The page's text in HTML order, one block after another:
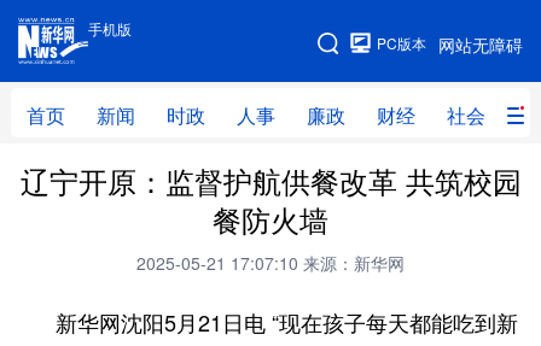
手机版
网站无障碍
PC版本
首页 新闻 时政 人事 廉政 财经 社会 科
手机版
网站地图
首页 新闻 时政 人事
财经 社会
体育 视频 直播 无人机
辽宁开原：监督护航供餐改革 共筑校园
餐防火墙
2025-05-21 17:07:10 来源：新华网
新华网沈阳5月21日电 “现在孩子每天都能吃到新